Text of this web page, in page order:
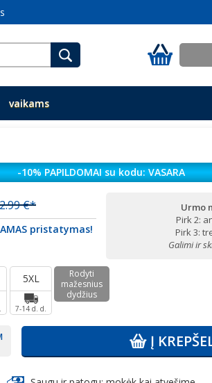
vaikams
-10% PAPILDOMAI su kodu: VASARA
€*
pristatymas!
Urmo
Pirk 2:
Pirk 3:
Galimi ir
5XL
7-14 d. d.
Rodyti
mažesnius
dydžius
Į